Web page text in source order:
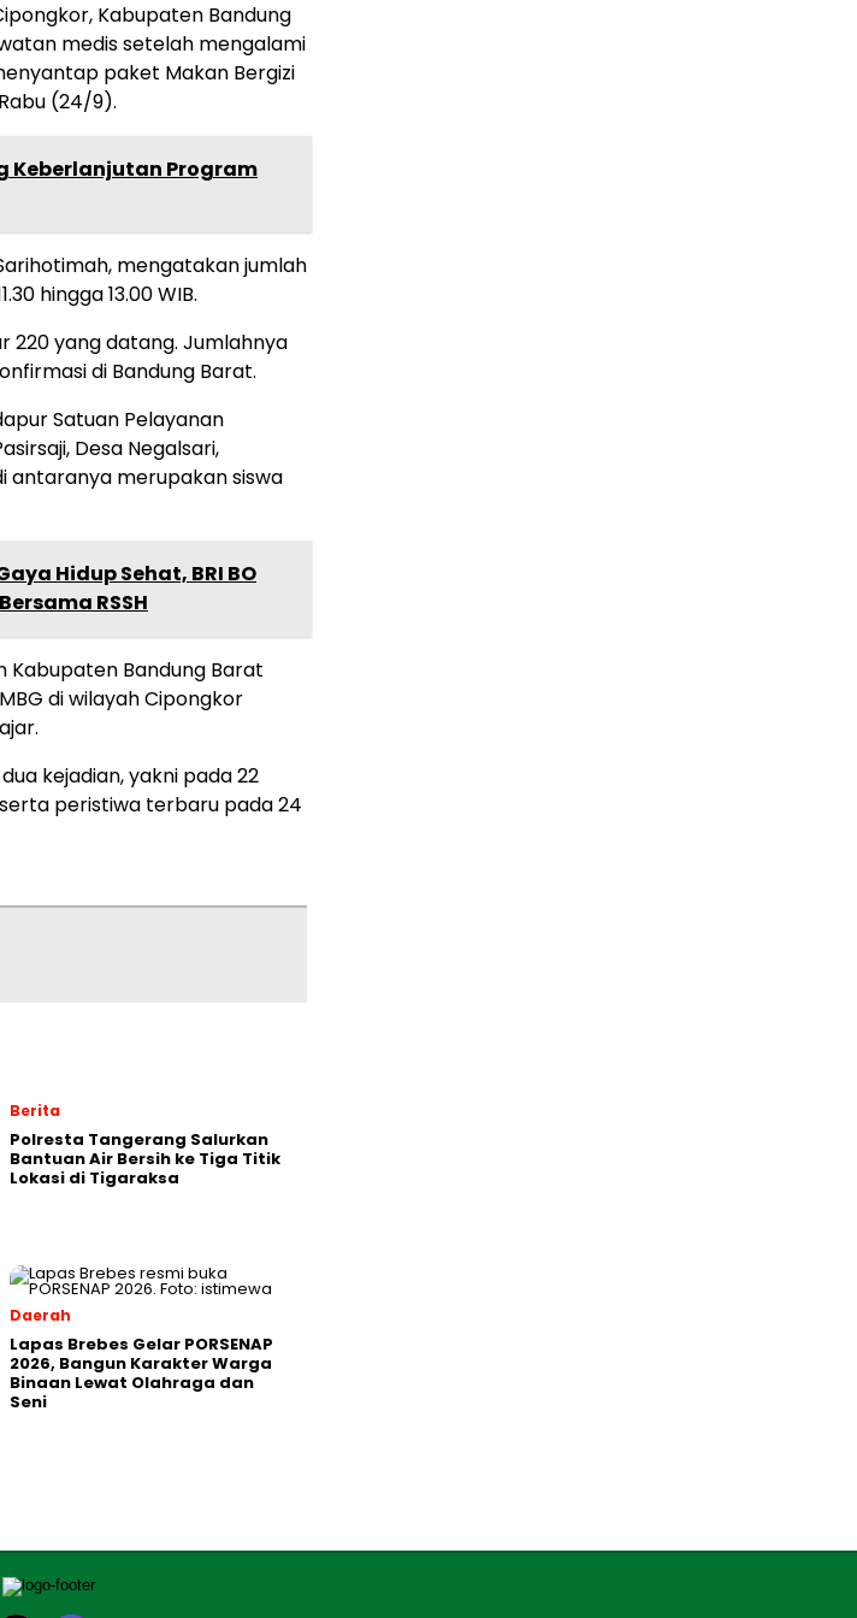
Kabupaten Bandung
medis setelah mengalami
paket Makan Bergizi
(24/9).
Keberlanjutan Program
mengatakan jumlah
hingga 13.00 WIB.
220 yang datang. Jumlahnya
di Bandung Barat.
Satuan Pelayanan
Desa Negalsari,
antaranya merupakan siswa
Hidup Sehat, BRI BO
RSSH
Kabupaten Bandung Barat
di wilayah Cipongkor
kejadian, yakni pada 22
peristiwa terbaru pada 24
Berita
Polresta Tangerang Salurkan
Bantuan Air Bersih ke Tiga Titik
Lokasi di Tigaraksa
Daerah
Lapas Brebes Gelar PORSENAP
2026, Bangun Karakter Warga
Binaan Lewat Olahraga dan
Seni